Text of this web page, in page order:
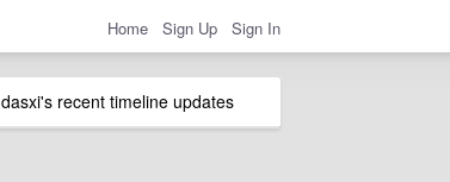
Home Sign Up Sign In
dasxi's recent timeline updates